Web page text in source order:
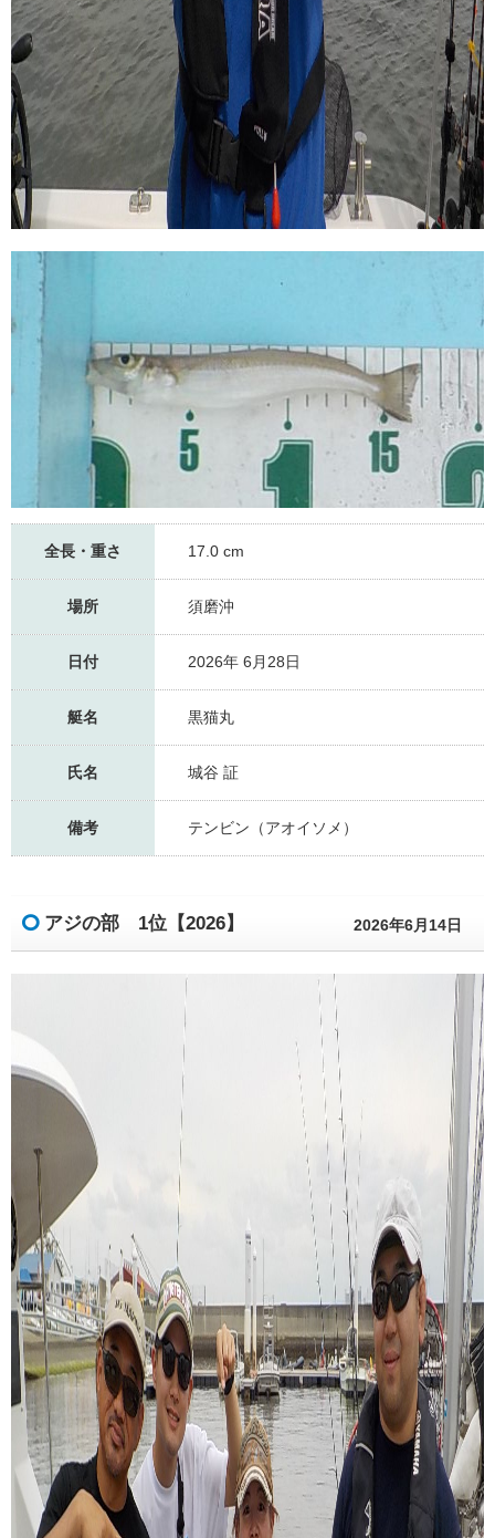
全長・重さ 17.0 cm
場所 須磨沖
日付 2026年 6月28日
艇名 黒猫丸
氏名 城谷 証
備考 テンビン（アオイソメ）
アジの部 1位【2026】 2026年6月14日